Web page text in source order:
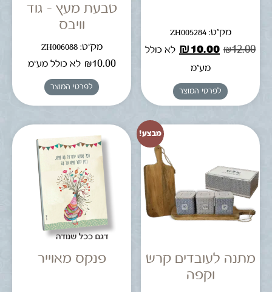
מק"ט: ZH005284
₪12.00
₪10.00
לא כולל
מע"מ
לפרטי המוצר
טבעת מעץ – גוד
וויבס
מק"ט: ZH006088
₪10.00 לא כולל מע"מ
לפרטי המוצר
מבצע!
מתנה לעובדים קרש
וקפה
פנקס מאוייר